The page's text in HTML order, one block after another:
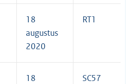
18
augustus
2020
RT1
18
SC57